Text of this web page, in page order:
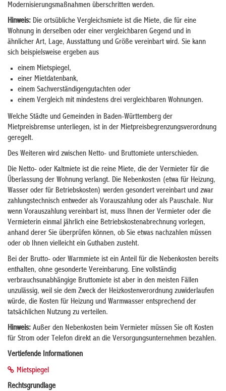
Modernisierungsmaßnahmen überschritten werden.
Hinweis: Die ortsübliche Vergleichsmiete ist die Miete, die für eine
Wohnung in derselben oder einer vergleichbaren Gegend und in
ähnlicher Art, Lage, Ausstattung und Größe vereinbart wird. Sie kann
sich beispielsweise ergeben aus
einem Mietspiegel,
einer Mietdatenbank,
einem Sachverständigengutachten oder
einem Vergleich mit mindestens drei vergleichbaren Wohnungen.
Welche Städte und Gemeinden in Baden-Württemberg der
Mietpreisbremse unterliegen, ist in der Mietpreisbegrenzungsverordnung
geregelt.
Des Weiteren wird zwischen Netto- und Bruttomiete unterschieden.
Die Netto- oder Kaltmiete ist die reine Miete, die der Vermieter für die
Überlassung der Wohnung verlangt. Die Nebenkosten (etwa für Heizung,
Wasser oder für Betriebskosten) werden gesondert vereinbart und zwar
zahlungstechnisch entweder als Vorauszahlung oder als Pauschale. Nur
wenn Vorauszahlung vereinbart ist, muss Ihnen der Vermieter oder die
Vermieterin einmal jährlich eine Betriebskostenabrechnung vorlegen,
anhand derer Sie überprüfen können, ob Sie etwas nachzahlen müssen
oder ob Ihnen vielleicht ein Guthaben zusteht.
Bei der Brutto- oder Warmmiete ist ein Anteil für die Nebenkosten bereits
enthalten, ohne gesonderte Vereinbarung. Eine vollständig
verbrauchsunabhängige Bruttomiete ist aber in den meisten Fällen
unzulässig, weil sie dem Zweck der Heizkostenverordnung zuwiderlaufen
würde, die Kosten für Heizung und Warmwasser entsprechend der
tatsächlichen Nutzung zu verteilen.
Hinweis: Außer den Nebenkosten beim Vermieter müssen Sie oft Kosten
für Strom oder Telefon direkt an die Versorgungsunternehmen bezahlen.
Vertiefende Informationen
Mietspiegel
Rechtsgrundlage